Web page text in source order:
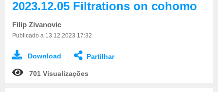
Filip Zivanovic
Publicado a 13.12.2023 17:32
Download Partilhar
701 Visualizações